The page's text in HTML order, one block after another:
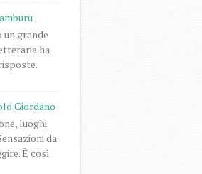
un grande
ha
Giordano
luoghi
da
È così